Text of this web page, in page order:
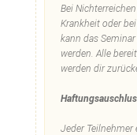
Bei
Krankheit oder
kann das
werden. Alle
werden dir
Jeder Teilnehmer